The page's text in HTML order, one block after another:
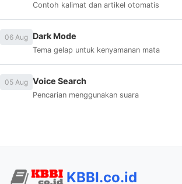
Contoh kalimat dan artikel otomatis
06 Aug Dark Mode
Tema gelap untuk kenyamanan mata
05 Aug Voice Search
Pencarian menggunakan suara
KBBI.co.id